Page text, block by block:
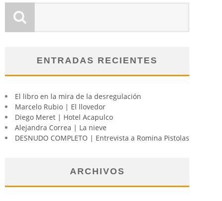
ENTRADAS RECIENTES
El libro en la mira de la desregulación
Marcelo Rubio | El llovedor
Diego Meret | Hotel Acapulco
Alejandra Correa | La nieve
DESNUDO COMPLETO | Entrevista a Romina Pistolas
ARCHIVOS